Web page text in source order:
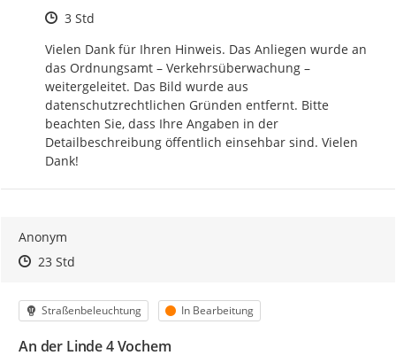
Zeitpunkt des Erstellens
3 Std
Vielen Dank für Ihren Hinweis. Das Anliegen wurde an
das Ordnungsamt – Verkehrsüberwachung –
weitergeleitet. Das Bild wurde aus
datenschutzrechtlichen Gründen entfernt. Bitte
beachten Sie, dass Ihre Angaben in der
Detailbeschreibung öffentlich einsehbar sind. Vielen
Dank!
Anonym
Zeitpunkt des Erstellens
Zeitpunkt des Erstellens
23 StdZur Äußerung
Kategorie
Straßenbeleuchtung Status
In Bearbeitung
An der Linde 4 Vochem